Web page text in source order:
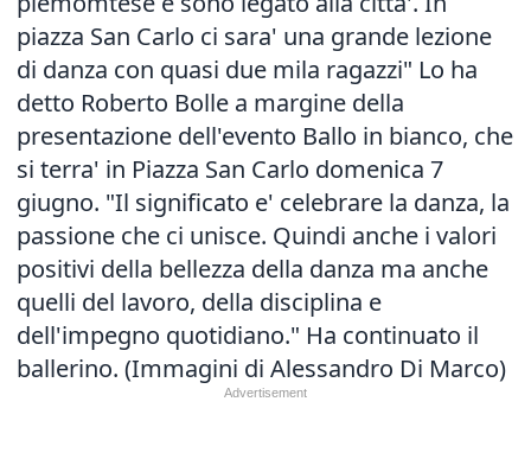
piazza San Carlo ci sara' una grande lezione
di danza con quasi due mila ragazzi" Lo ha
detto Roberto Bolle a margine della
presentazione dell'evento Ballo in bianco, che
si terra' in Piazza San Carlo domenica 7
giugno. "Il significato e' celebrare la danza, la
passione che ci unisce. Quindi anche i valori
positivi della bellezza della danza ma anche
quelli del lavoro, della disciplina e
dell'impegno quotidiano." Ha continuato il
ballerino. (Immagini di Alessandro Di Marco)